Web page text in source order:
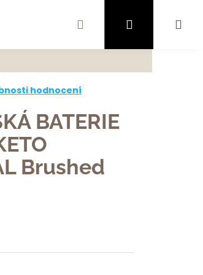
SCHOCK Přihlášení
hodnocení
BATERIE
Brushed
HLEDAT